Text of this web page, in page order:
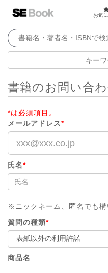
お気
キー
書籍のお問い合
*は必須項目。
メールアドレス*
氏名*
※ニックネーム、匿名でも構
質問の種類*
商品名